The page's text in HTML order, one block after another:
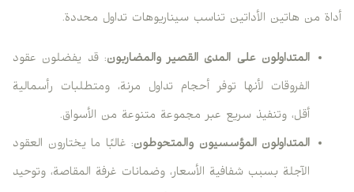
أداة من هاتين الأداتين تناسب سيناريوهات تداول محددة.
المتداولون على المدى القصير والمضاربون: قد يفضلون عقود
الفروقات لأنها توفر أحجام تداول مرنة، ومتطلبات رأسمالية
أقل، وتنفيذ سريع عبر مجموعة متنوعة من الأسواق.
المتداولون المؤسسيون والمتحوطون: غالبًا ما يختارون العقود
الآجلة بسبب شفافية الأسعار، وضمانات غرفة المقاصة، وتوحيد